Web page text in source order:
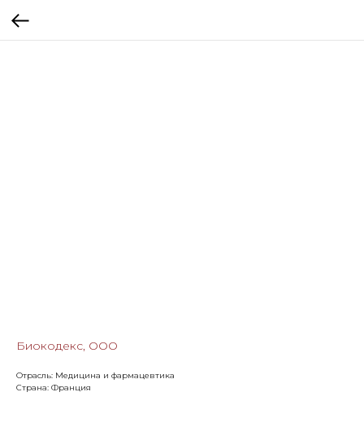
Биокодекс, ООО
Отрасль: Медицина и фармацевтика
Страна: Франция